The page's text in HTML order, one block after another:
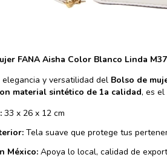
FANA Aisha Color Blanco Linda
y versatilidad del Bolso de
material sintético de 1a calidad, es
33 x 26 x 12 cm
Tela suave que protege tus
México: Apoya lo local, calidad de